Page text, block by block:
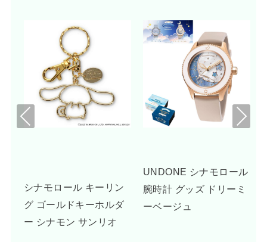
シナモロール キーリン
グ ゴールドキーホルダ
ー シナモン サンリオ
UNDONE シナモロール
腕時計 グッズ ドリーミ
ーベージュ
Pre
Nex